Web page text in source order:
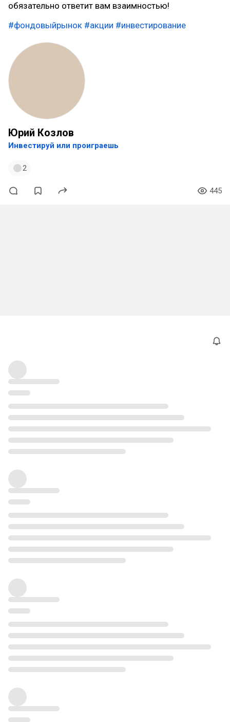
обязательно ответит вам взаимностью!
#фондовыйрынок #акции #инвестирование
Юрий Козлов
Инвестируй или проиграешь
2
445